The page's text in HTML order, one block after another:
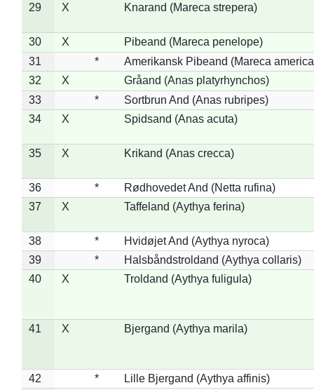
29 X Knarand (Mareca strepera)
30 X
Pibeand (Mareca penelope)
31
*
Amerikansk Pibeand (Mareca
32
X
Gråand (Anas platyrhynchos)
33
*
Sortbrun And (Anas rubripes)
34
X Spidsand (Anas acuta)
35 X Krikand (Anas crecca)
36 *
Rødhovedet And (Netta rufina)
37
X Taffeland (Aythya ferina)
38 *
Hvidøjet And (Aythya nyroca)
39
*
Halsbåndstroldand (Aythya collaris)
40
X Troldand (Aythya fuligula)
41 X Bjergand (Aythya marila)
42 *
Lille Bjergand (Aythya affinis)